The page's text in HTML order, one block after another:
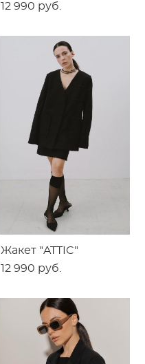
12 990 pуб.
Жакет "ATTIC"
12 990 pуб.